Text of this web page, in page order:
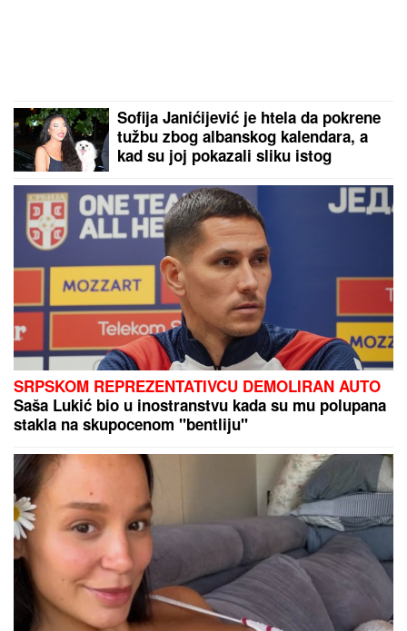
Sofija Janićijević je htela da pokrene
tužbu zbog albanskog kalendara, a
kad su joj pokazali sliku istog
SRPSKOM REPREZENTATIVCU DEMOLIRAN AUTO
Saša Lukić bio u inostranstvu kada su mu polupana
stakla na skupocenom "bentliju"